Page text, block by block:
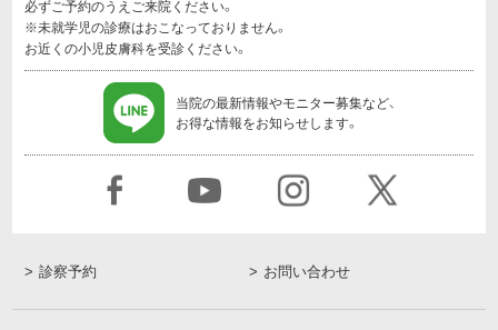
必ずご予約のうえご来院ください。
※未就学児の診療はおこなっておりません。
お近くの小児皮膚科を受診ください。
当院の最新情報やモニター募集など、
お得な情報をお知らせします。
診察予約 お問い合わせ